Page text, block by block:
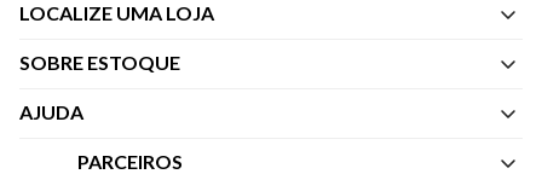
LOCALIZE UMA LOJA
SOBRE ESTOQUE
Quem Somos
AJUDA
Central de Atendimento
PARCEIROS